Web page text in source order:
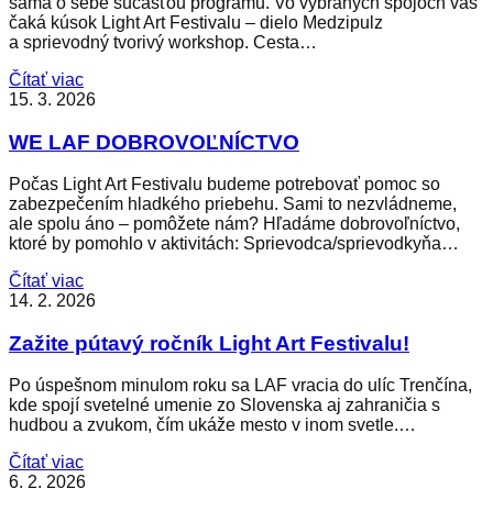
čaká kúsok Light Art Festivalu – dielo Medzipulz
a sprievodný tvorivý workshop. Cesta…
Čítať viac
15. 3. 2026
WE LAF DOBROVOĽNÍCTVO
Počas Light Art Festivalu budeme potrebovať pomoc so
zabezpečením hladkého priebehu. Sami to nezvládneme,
ale spolu áno – pomôžete nám? Hľadáme dobrovoľníctvo,
ktoré by pomohlo v aktivitách: Sprievodca/sprievodkyňa…
Čítať viac
14. 2. 2026
Zažite pútavý ročník Light Art Festivalu!
Po úspešnom minulom roku sa LAF vracia do ulíc Trenčína,
kde spojí svetelné umenie zo Slovenska aj zahraničia s
hudbou a zvukom, čím ukáže mesto v inom svetle.…
Čítať viac
6. 2. 2026